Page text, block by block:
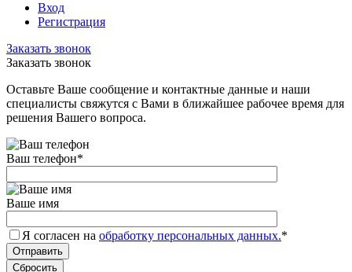
Вход
Регистрация
Заказать звонок
Заказать звонок
Оставьте Ваше сообщение и контактные данные и наши
специалисты свяжутся с Вами в ближайшее рабочее время для
решения Вашего вопроса.
Ваш телефон*
Ваше имя
Я согласен на обработку персональных данных.*